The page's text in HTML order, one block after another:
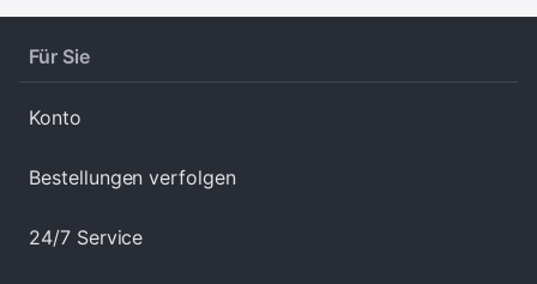
Für Sie
Konto
Bestellungen verfolgen
24/7 Service